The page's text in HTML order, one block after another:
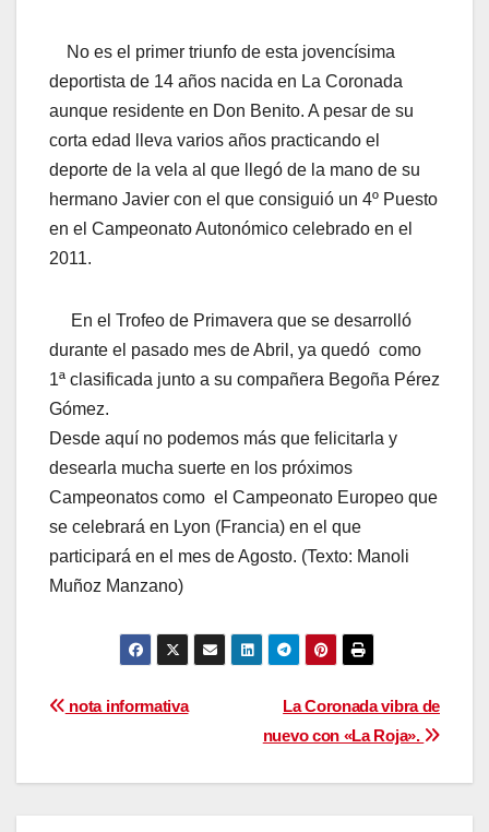
No es el primer triunfo de esta jovencísima
deportista de 14 años nacida en La Coronada
aunque residente en Don Benito. A pesar de su
corta edad lleva varios años practicando el
deporte de la vela al que llegó de la mano de su
hermano Javier con el que consiguió un 4º Puesto
en el Campeonato Autonómico celebrado en el
2011.
En el Trofeo de Primavera que se desarrolló
durante el pasado mes de Abril, ya quedó como
1ª clasificada junto a su compañera Begoña Pérez
Gómez.
Desde aquí no podemos más que felicitarla y
desearla mucha suerte en los próximos
Campeonatos como el Campeonato Europeo que
se celebrará en Lyon (Francia) en el que
participará en el mes de Agosto. (Texto: Manoli
Muñoz Manzano)
Navegación
La Coronada vibra de
nuevo con «La Roja».
nota informativa